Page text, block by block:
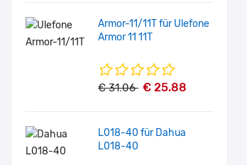
Armor-11/11T für Ulefone
Armor 11 11T
€ 31.06 € 25.88
L018-40 für Dahua
L018-40